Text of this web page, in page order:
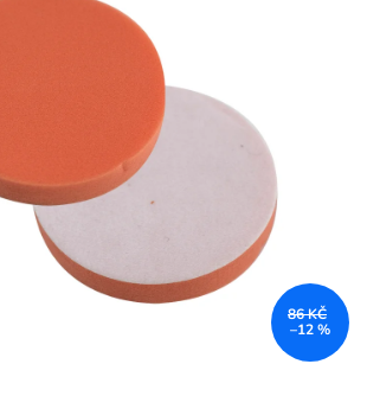
86 KČ
–12 %